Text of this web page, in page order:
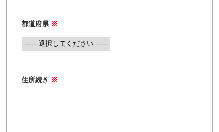
都道府県 ※
住所続き ※